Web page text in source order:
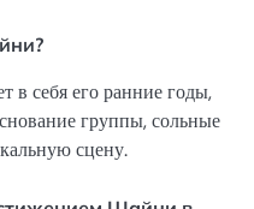
себя его ранние годы,
группы, сольные
сцену.